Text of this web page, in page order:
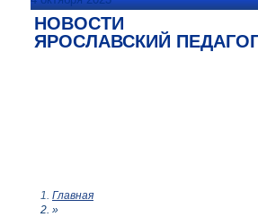
НОВОСТИ
ЯРОСЛАВСКИЙ
Главная
»